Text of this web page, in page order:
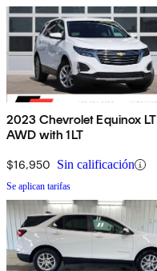
2023 Chevrolet Equinox LT
AWD with 1LT
$16,950 Sin calificación
Se aplican tarifas